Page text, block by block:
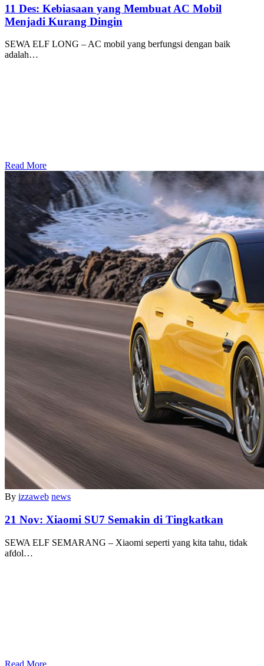
11 Des: Kebiasaan yang Membuat AC Mobil
Menjadi Kurang Dingin
SEWA ELF LONG – AC mobil yang berfungsi dengan baik
adalah…
Read More
By izzaweb news
21 Nov: Xiaomi SU7 Semakin di Tingkatkan
SEWA ELF SEMARANG – Xiaomi seperti yang kita tahu, tidak
afdol…
Read More